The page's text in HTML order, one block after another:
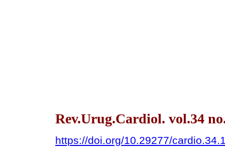
Rev.Urug.Cardiol. vol.34
https://doi.org/10.29277/